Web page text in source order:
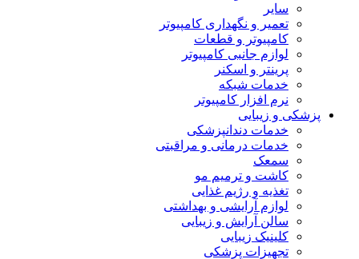
سایر
تعمیر و نگهداری کامپیوتر
کامپیوتر و قطعات
لوازم جانبی کامپیوتر
پرینتر و اسکنر
خدمات شبکه
نرم افزار کامپیوتر
پزشکی و زیبایی
خدمات دندانپزشکی
خدمات درمانی و مراقبتی
سمعک
کاشت و ترمیم مو
تغذیه و رژیم غذایی
لوازم آرایشی و بهداشتی
سالن آرایش و زیبایی
کلینیک زیبایی
تجهیزات پزشکی